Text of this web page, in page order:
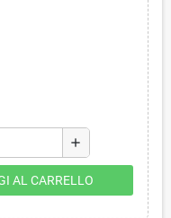
add
AL CARRELLO